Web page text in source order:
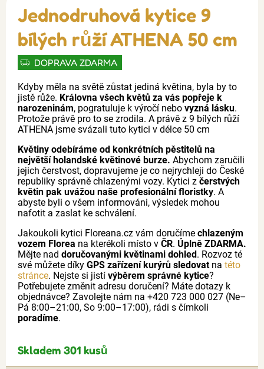
Jednodruhová kytice 9
bílých růží ATHENA 50 cm
DOPRAVA ZDARMA
Kdyby měla na světě zůstat jediná květina, byla by to
jistě růže. Královna všech květů za vás popřeje k
narozeninám, pogratuluje k výročí nebo vyzná lásku.
Protože právě pro to se zrodila. A právě z 9 bílých růží
ATHENA jsme svázali tuto kytici v délce 50 cm
Květiny odebíráme od konkrétních pěstitelů na
největší holandské květinové burze. Abychom zaručili
jejich čerstvost, dopravujeme je co nejrychleji do České
republiky správně chlazenými vozy. Kytici z čerstvých
květin pak uvážou naše profesionální floristky. A
abyste byli o všem informováni, výsledek mohou
nafotit a zaslat ke schválení.
Jakoukoli kytici Floreana.cz vám doručíme chlazeným
vozem Florea na kterékoli místo v ČR. Úplně ZDARMA.
Mějte nad doručovanými květinami dohled. Rozvoz té
své můžete díky GPS zařízení kurýrů sledovatna této
stránce. Nejste si jistí výběrem správné kytice?
Potřebujete změnit adresu doručení? Máte dotazy k
objednávce? Zavolejte nám na +420 723 000 027 (Ne–
Pá 8:00–21:00, So 9:00–17:00), rádi s čímkoli
poradíme.
Skladem 301 kusů